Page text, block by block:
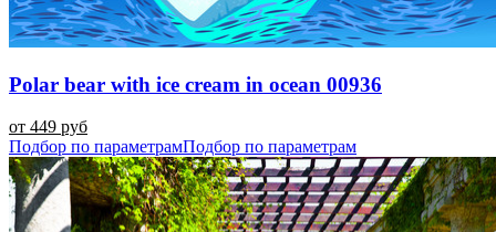
Polar bear with ice cream in ocean 00936
от 449 руб
Подбор по параметрамПодбор по параметрам